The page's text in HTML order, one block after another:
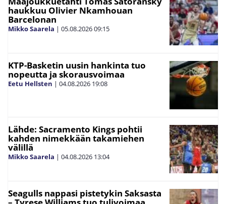
haukkuu Olivier Nkamhouan
Barcelonan
Mikko Saarela | 05.08.202609:15
KTP-Basketin uusin hankinta tuo
nopeutta ja skorausvoimaa
Eetu Hellsten | 04.08.2026 19:08
Lähde: Sacramento Kings pohtii
kahden nimekkään takamiehen
välillä
Mikko Saarela | 04.08.2026 13:04
Seagulls nappasi pistetykin Saksasta